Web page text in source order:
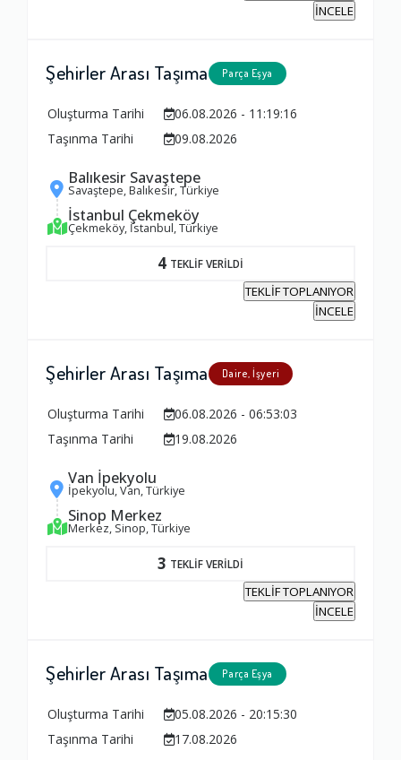
İNCELE
Şehirler Arası Taşıma Parça Eşya
Oluşturma Tarihi
06.08.2026 - 11:19:16
Taşınma Tarihi
09.08.2026
Balıkesir Savaştepe
Savaştepe, Balıkesir, Türkiye
İstanbul Çekmeköy
Çekmeköy, İstanbul, Türkiye
4 TEKLİF VERİLDİ
TEKLİF TOPLANIYOR
İNCELE
Şehirler Arası Taşıma Daire, İşyeri
Oluşturma Tarihi
06.08.2026 - 06:53:03
Taşınma Tarihi
19.08.2026
Van İpekyolu
İpekyolu, Van, Türkiye
Sinop Merkez
Merkez, Sinop, Türkiye
3 TEKLİF VERİLDİ
TEKLİF TOPLANIYOR
İNCELE
Şehirler Arası Taşıma Parça Eşya
Oluşturma Tarihi
05.08.2026 - 20:15:30
Taşınma Tarihi
17.08.2026
Ambalajlama Hizmeti
Firma ile İletişim
1.0
1.0
1.0
Yorumunuz